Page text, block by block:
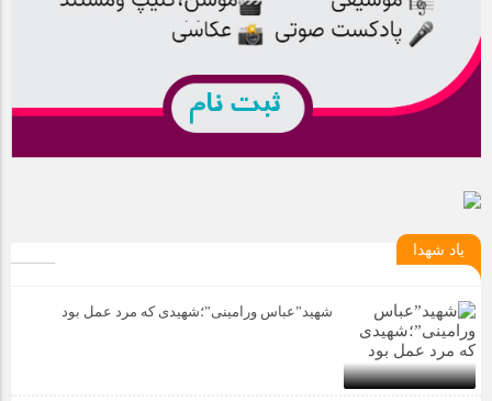
یاد شهدا
شهید”عباس ورامینی”؛شهیدی که مرد عمل بود